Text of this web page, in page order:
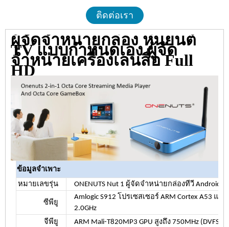
ติดต่อเรา
ผู้จัดจำหน่ายกล่อง หุ่นยนต์
TV แบบกำหนดเอง ผู้จัด
จำหน่ายเครื่องเล่นสื่อ Full
HD
ข้อมูลจำเพาะ
หมายเลขรุ่น
ONENUTS Nut 1 ผู้จัดจำหน่ายกล่องทีวี Android
ซีพียู
Amlogic S912 โปรเซสเซอร์ ARM Cortex A53 แบ
2.0GHz
จีพียู
ARM Mali-T820MP3 GPU สูงถึง 750MHz (DVFS)